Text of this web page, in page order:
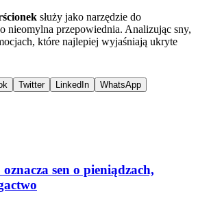
służy jako narzędzie do
nieomylna przepowiednia. Analizując sny,
które najlepiej wyjaśniają ukryte
Twitter LinkedIn WhatsApp
sen o pieniądzach,